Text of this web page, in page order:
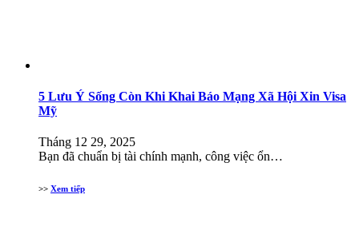
5 Lưu Ý Sống Còn Khi Khai Báo Mạng Xã Hội Xin Visa
Mỹ
Tháng 12 29, 2025
Bạn đã chuẩn bị tài chính mạnh, công việc ổn…
>> Xem tiếp